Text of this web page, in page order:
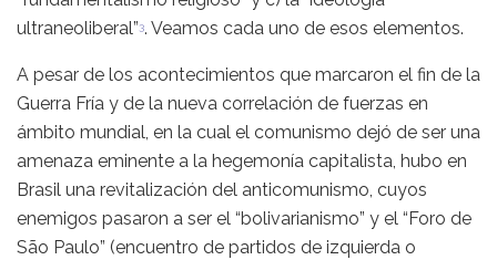
ultraneoliberal”3. Veamos cada uno de esos elementos.
A pesar de los acontecimientos que marcaron el fin de la
Guerra Fría y de la nueva correlación de fuerzas en
ámbito mundial, en la cual el comunismo dejó de ser una
amenaza eminente a la hegemonía capitalista, hubo en
Brasil una revitalización del anticomunismo, cuyos
enemigos pasaron a ser el “bolivarianismo” y el “Foro de
São Paulo” (encuentro de partidos de izquierda o